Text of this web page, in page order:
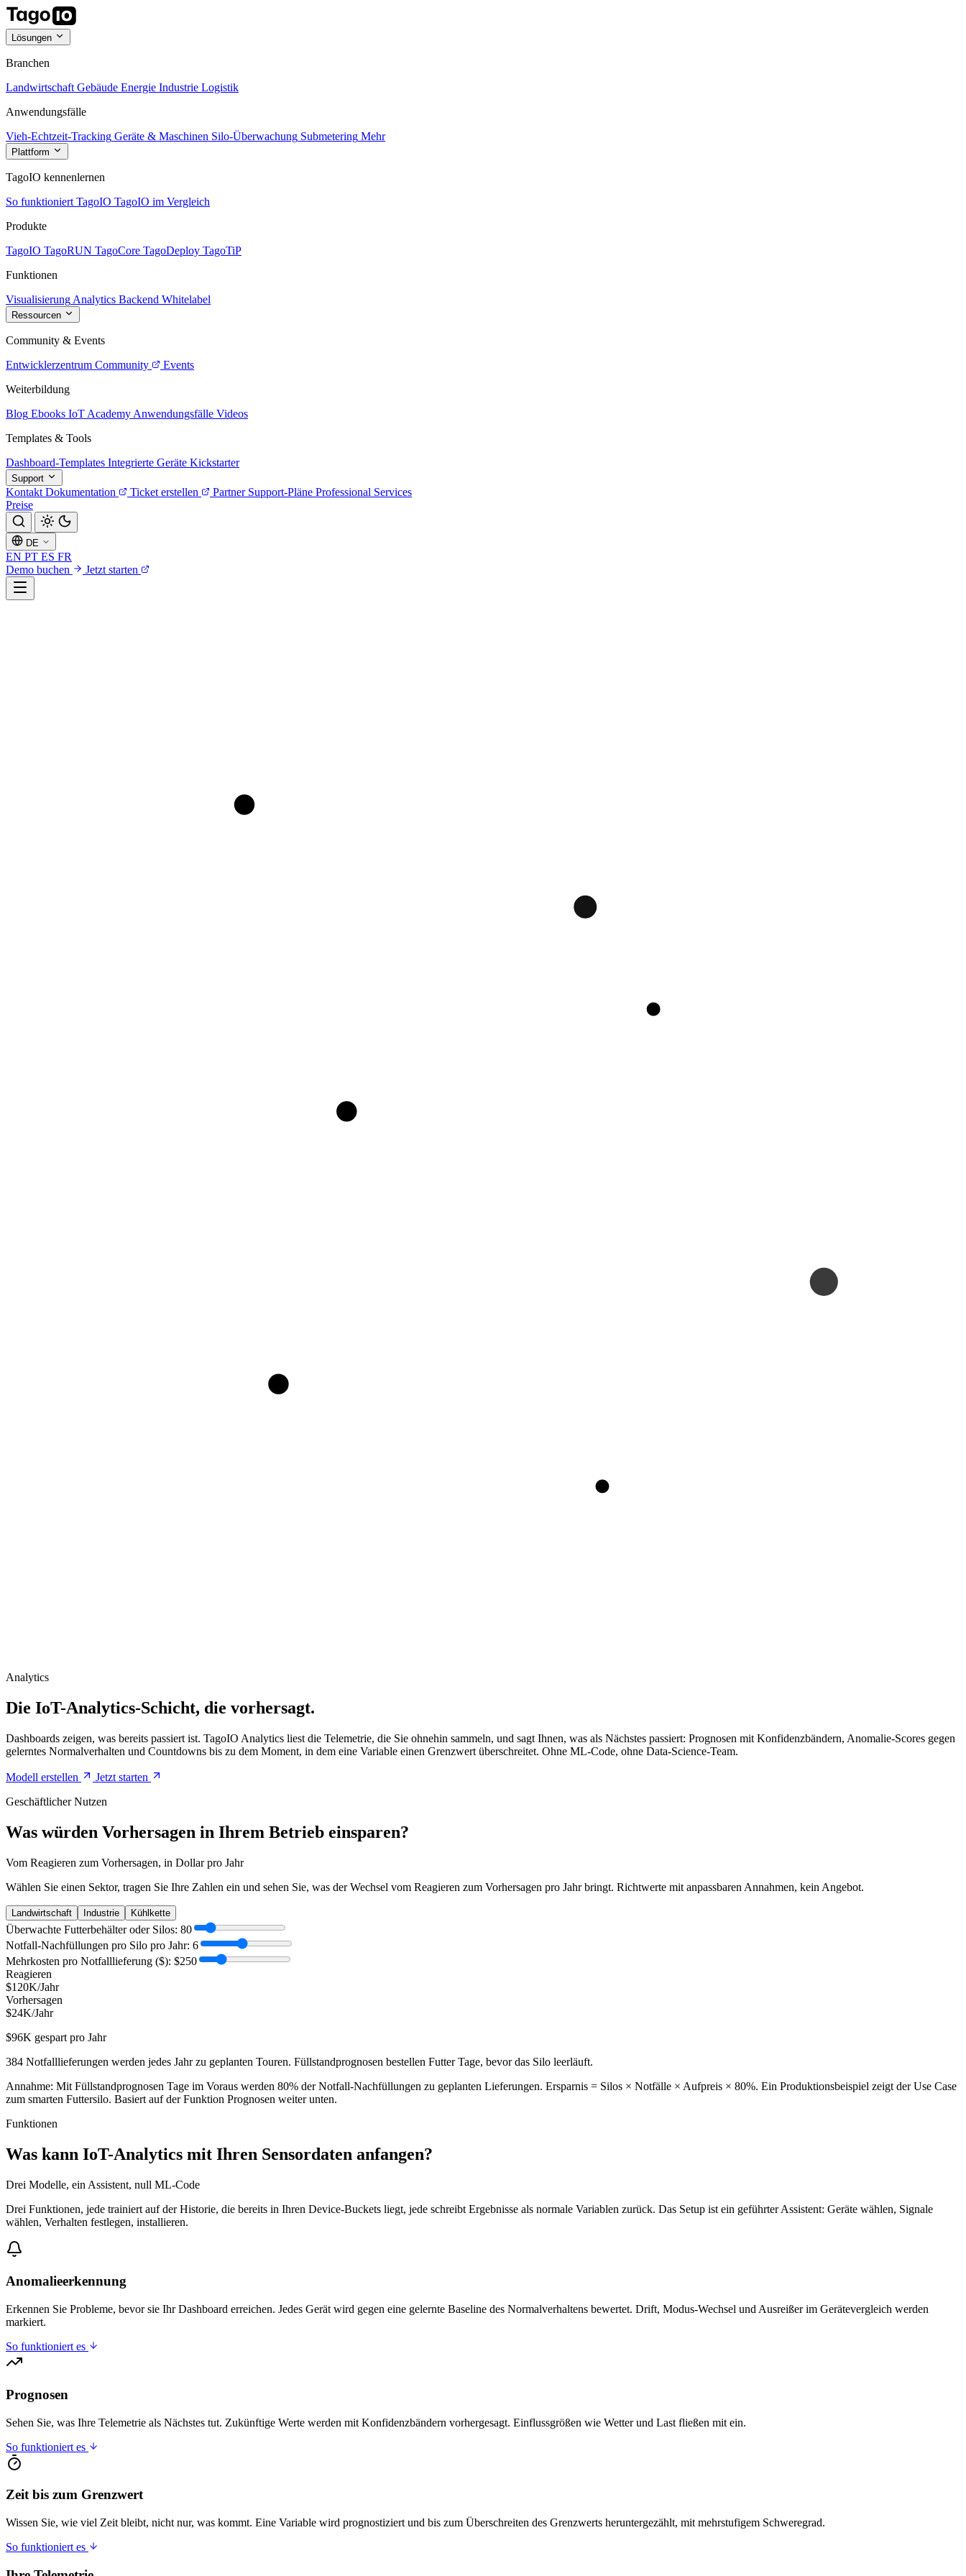
Lösungen
Branchen
Landwirtschaft Gebäude Energie Industrie Logistik
Anwendungsfälle
Vieh-Echtzeit-Tracking Geräte & Maschinen Silo-Überwachung Submetering Mehr
Plattform
TagoIO kennenlernen
So funktioniert TagoIO TagoIO im Vergleich
Produkte
TagoIO TagoRUN TagoCore TagoDeploy TagoTiP
Funktionen
Visualisierung Analytics Backend Whitelabel
Ressourcen
Community & Events
Entwicklerzentrum Community
Events
Weiterbildung
Blog Ebooks IoT Academy Anwendungsfälle Videos
Templates & Tools
Dashboard-Templates Integrierte Geräte Kickstarter
Support
Kontakt Dokumentation Ticket erstellen Partner Support-Pläne Professional Services
Preise
DE
EN PT ES FR
Demo buchen
Jetzt starten
Analytics
Die IoT-Analytics-Schicht, die vorhersagt.
Dashboards zeigen, was bereits passiert ist. TagoIO Analytics liest die Telemetrie, die Sie ohnehin sammeln, und sagt Ihnen, was als Nächstes passiert: Prognosen mit Konfidenzbändern, Anomalie-Scores gegen
gelerntes Normalverhalten und Countdowns bis zu dem Moment, in dem eine Variable einen Grenzwert überschreitet. Ohne ML-Code, ohne Data-Science-Team.
Modell erstellen
Jetzt starten
Geschäftlicher Nutzen
Was würden Vorhersagen in Ihrem Betrieb einsparen?
Vom Reagieren zum Vorhersagen, in Dollar pro Jahr
Wählen Sie einen Sektor, tragen Sie Ihre Zahlen ein und sehen Sie, was der Wechsel vom Reagieren zum Vorhersagen pro Jahr bringt. Richtwerte mit anpassbaren Annahmen, kein Angebot.
Landwirtschaft Industrie Kühlkette
Überwachte Futterbehälter oder Silos: 80
Notfall-Nachfüllungen pro Silo pro Jahr: 6
Mehrkosten pro Notfalllieferung ($): $250
Reagieren
$120K/Jahr
Vorhersagen
$24K/Jahr
$96K gespart pro Jahr
384 Notfalllieferungen werden jedes Jahr zu geplanten Touren. Füllstandprognosen bestellen Futter Tage, bevor das Silo leerläuft.
Annahme: Mit Füllstandprognosen Tage im Voraus werden 80% der Notfall-Nachfüllungen zu geplanten Lieferungen. Ersparnis = Silos × Notfälle × Aufpreis × 80%. Ein Produktionsbeispiel zeigt der Use Case
zum smarten Futtersilo. Basiert auf der Funktion Prognosen weiter unten.
Funktionen
Was kann IoT-Analytics mit Ihren Sensordaten anfangen?
Drei Modelle, ein Assistent, null ML-Code
Drei Funktionen, jede trainiert auf der Historie, die bereits in Ihren Device-Buckets liegt, jede schreibt Ergebnisse als normale Variablen zurück. Das Setup ist ein geführter Assistent: Geräte wählen, Signale
wählen, Verhalten festlegen, installieren.
Anomalieerkennung
Erkennen Sie Probleme, bevor sie Ihr Dashboard erreichen. Jedes Gerät wird gegen eine gelernte Baseline des Normalverhaltens bewertet. Drift, Modus-Wechsel und Ausreißer im Gerätevergleich werden
markiert.
So funktioniert es
Prognosen
Sehen Sie, was Ihre Telemetrie als Nächstes tut. Zukünftige Werte werden mit Konfidenzbändern vorhergesagt. Einflussgrößen wie Wetter und Last fließen mit ein.
So funktioniert es
Zeit bis zum Grenzwert
Wissen Sie, wie viel Zeit bleibt, nicht nur, was kommt. Eine Variable wird prognostiziert und bis zum Überschreiten des Grenzwerts heruntergezählt, mit mehrstufigem Schweregrad.
So funktioniert es